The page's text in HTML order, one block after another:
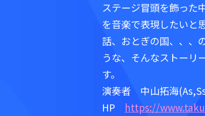
ステージ冒頭を飾った
を音楽で表現したいと
話、おとぎの国、、、
うな、そんなストーリ
す。
演奏者 中山拓海
HP https://